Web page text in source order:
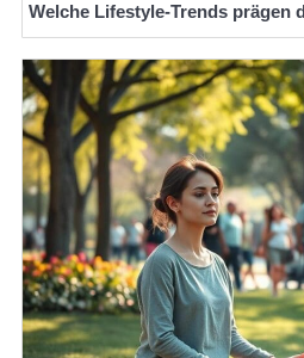
Welche Lifestyle-Trends prägen